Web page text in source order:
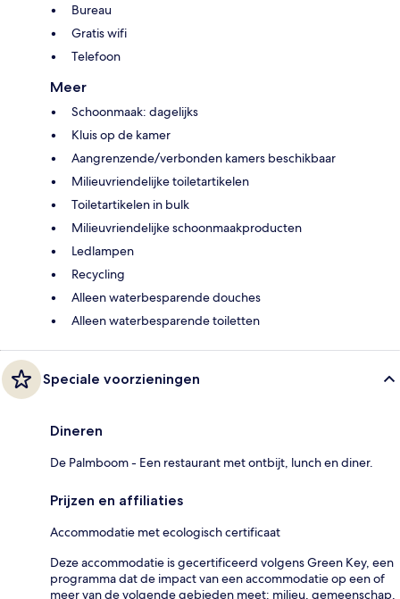
Bureau
Gratis wifi
Telefoon
Meer
Schoonmaak: dagelijks
Kluis op de kamer
Aangrenzende/verbonden kamers beschikbaar
Milieuvriendelijke toiletartikelen
Toiletartikelen in bulk
Milieuvriendelijke schoonmaakproducten
Ledlampen
Recycling
Alleen waterbesparende douches
Alleen waterbesparende toiletten
Speciale voorzieningen
Dineren
De Palmboom - Een restaurant met ontbijt, lunch en diner.
Prijzen en affiliaties
Accommodatie met ecologisch certificaat
Deze accommodatie is gecertificeerd volgens Green Key, een
programma dat de impact van een accommodatie op een of
meer van de volgende gebieden meet: milieu, gemeenschap,